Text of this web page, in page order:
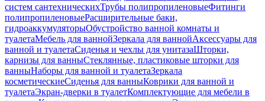
систем сантехническихТрубы полипропиленовыеФитинги
полипропиленовыеРасширительные баки,
гидроаккумуляторыОбустройство ванной комнаты и
туалетаМебель для ваннойЗеркала для ваннойАксессуары для
ванной и туалетаСиденья и чехлы для унитазаШторки,
карнизы для ванныСтеклянные, пластиковые шторки для
ванныНаборы для ванной и туалетаЗеркала
косметическиеСиденья для ванныКоврики для ванной и
туалетаЭкран-дверки в туалетКомплектующие для мебели в